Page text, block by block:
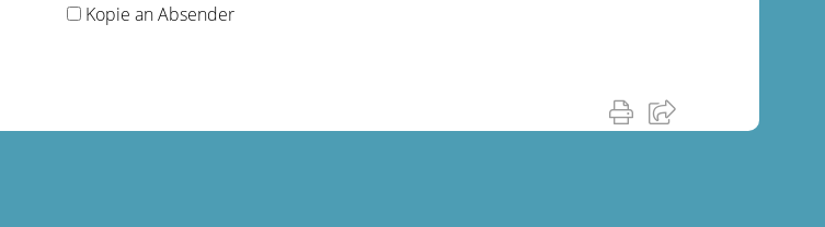
Kopie an Absender